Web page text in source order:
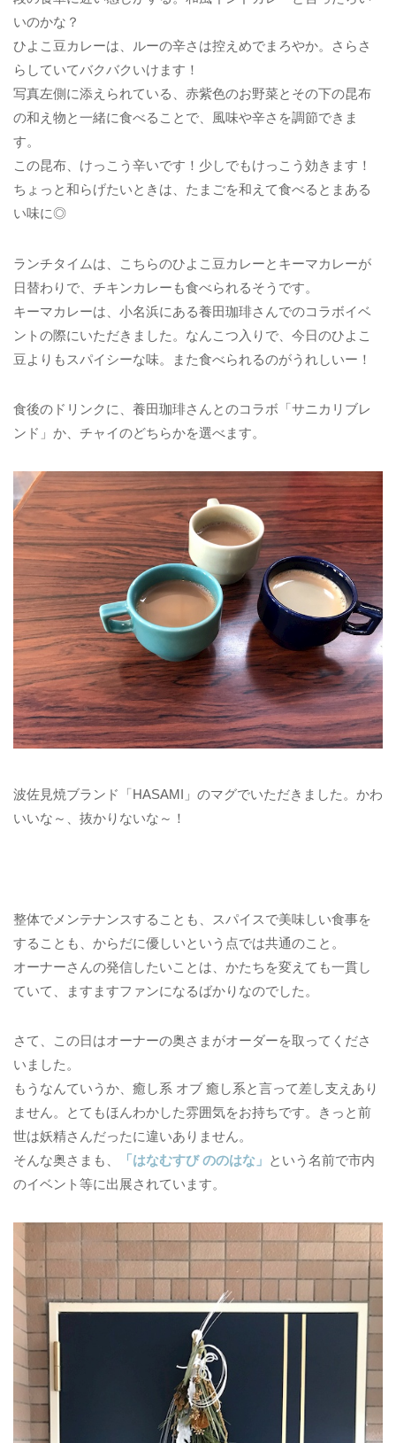
いのかな？
ひよこ豆カレーは、ルーの辛さは控えめでまろやか。さらさ
らしていてバクバクいけます！
写真左側に添えられている、赤紫色のお野菜とその下の昆布
の和え物と一緒に食べることで、風味や辛さを調節できま
す。
この昆布、けっこう辛いです！少しでもけっこう効きます！
ちょっと和らげたいときは、たまごを和えて食べるとまある
い味に◎
ランチタイムは、こちらのひよこ豆カレーとキーマカレーが
日替わりで、チキンカレーも食べられるそうです。
キーマカレーは、小名浜にある養田珈琲さんでのコラボイベ
ントの際にいただきました。なんこつ入りで、今日のひよこ
豆よりもスパイシーな味。また食べられるのがうれしいー！
食後のドリンクに、養田珈琲さんとのコラボ「サニカリブレ
ンド」か、チャイのどちらかを選べます。
波佐見焼ブランド「HASAMI」のマグでいただきました。かわ
いいな～、抜かりないな～！
整体でメンテナンスすることも、スパイスで美味しい食事を
することも、からだに優しいという点では共通のこと。
オーナーさんの発信したいことは、かたちを変えても一貫し
ていて、ますますファンになるばかりなのでした。
さて、この日はオーナーの奥さまがオーダーを取ってくださ
いました。
もうなんていうか、癒し系 オブ 癒し系と言って差し支えあり
ません。とてもほんわかした雰囲気をお持ちです。きっと前
世は妖精さんだったに違いありません。
そんな奥さまも、
「はなむすび ののはな」 という名前で市内
のイベント等に出展されています。